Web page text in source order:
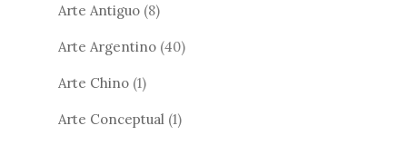
Arte Antiguo (8)
Arte Argentino (40)
Arte Chino (1)
Arte Conceptual (1)